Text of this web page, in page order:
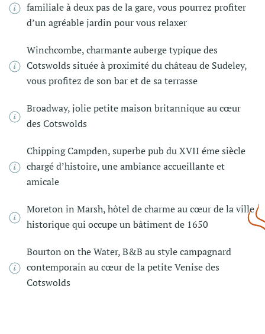
familiale à deux pas de la gare, vous pourrez profiter
d’un agréable jardin pour vous relaxer
Winchcombe, charmante auberge typique des
Cotswolds située à proximité du château de Sudeley,
vous profitez de son bar et de sa terrasse
Broadway, jolie petite maison britannique au cœur
des Cotswolds
Chipping Campden, superbe pub du XVII éme siècle
chargé d’histoire, une ambiance accueillante et
amicale
Moreton in Marsh, hôtel de charme au cœur de la ville
historique qui occupe un bâtiment de 1650
Bourton on the Water, B&B au style campagnard
contemporain au cœur de la petite Venise des
Cotswolds